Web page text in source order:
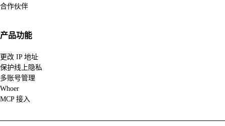
合作伙伴
产品功能
更改 IP 地址
保护线上隐私
多账号管理
Whoer
MCP 接入